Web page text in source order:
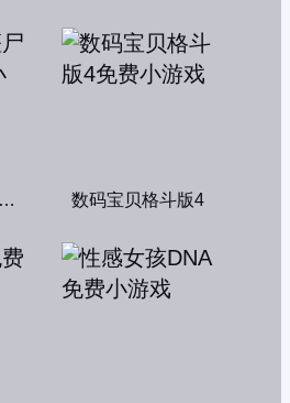
僵尸变态版 数码宝贝格斗版4